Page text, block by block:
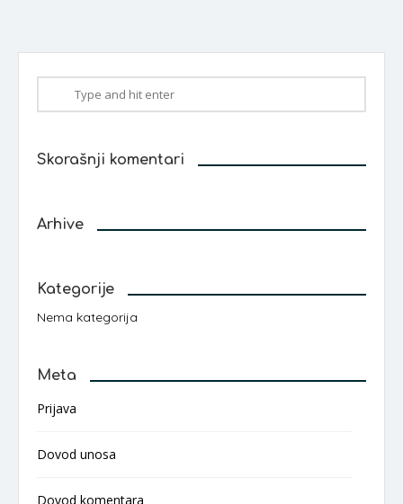
Skorašnji komentari
Arhive
Kategorije
Nema kategorija
Meta
Prijava
Dovod unosa
Dovod komentara